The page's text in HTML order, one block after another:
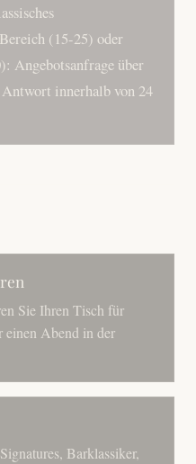
(15-25) oder
Angebotsanfrage über
innerhalb von 24
Sie Ihren Tisch für
einen Abend in der
Barklassiker,